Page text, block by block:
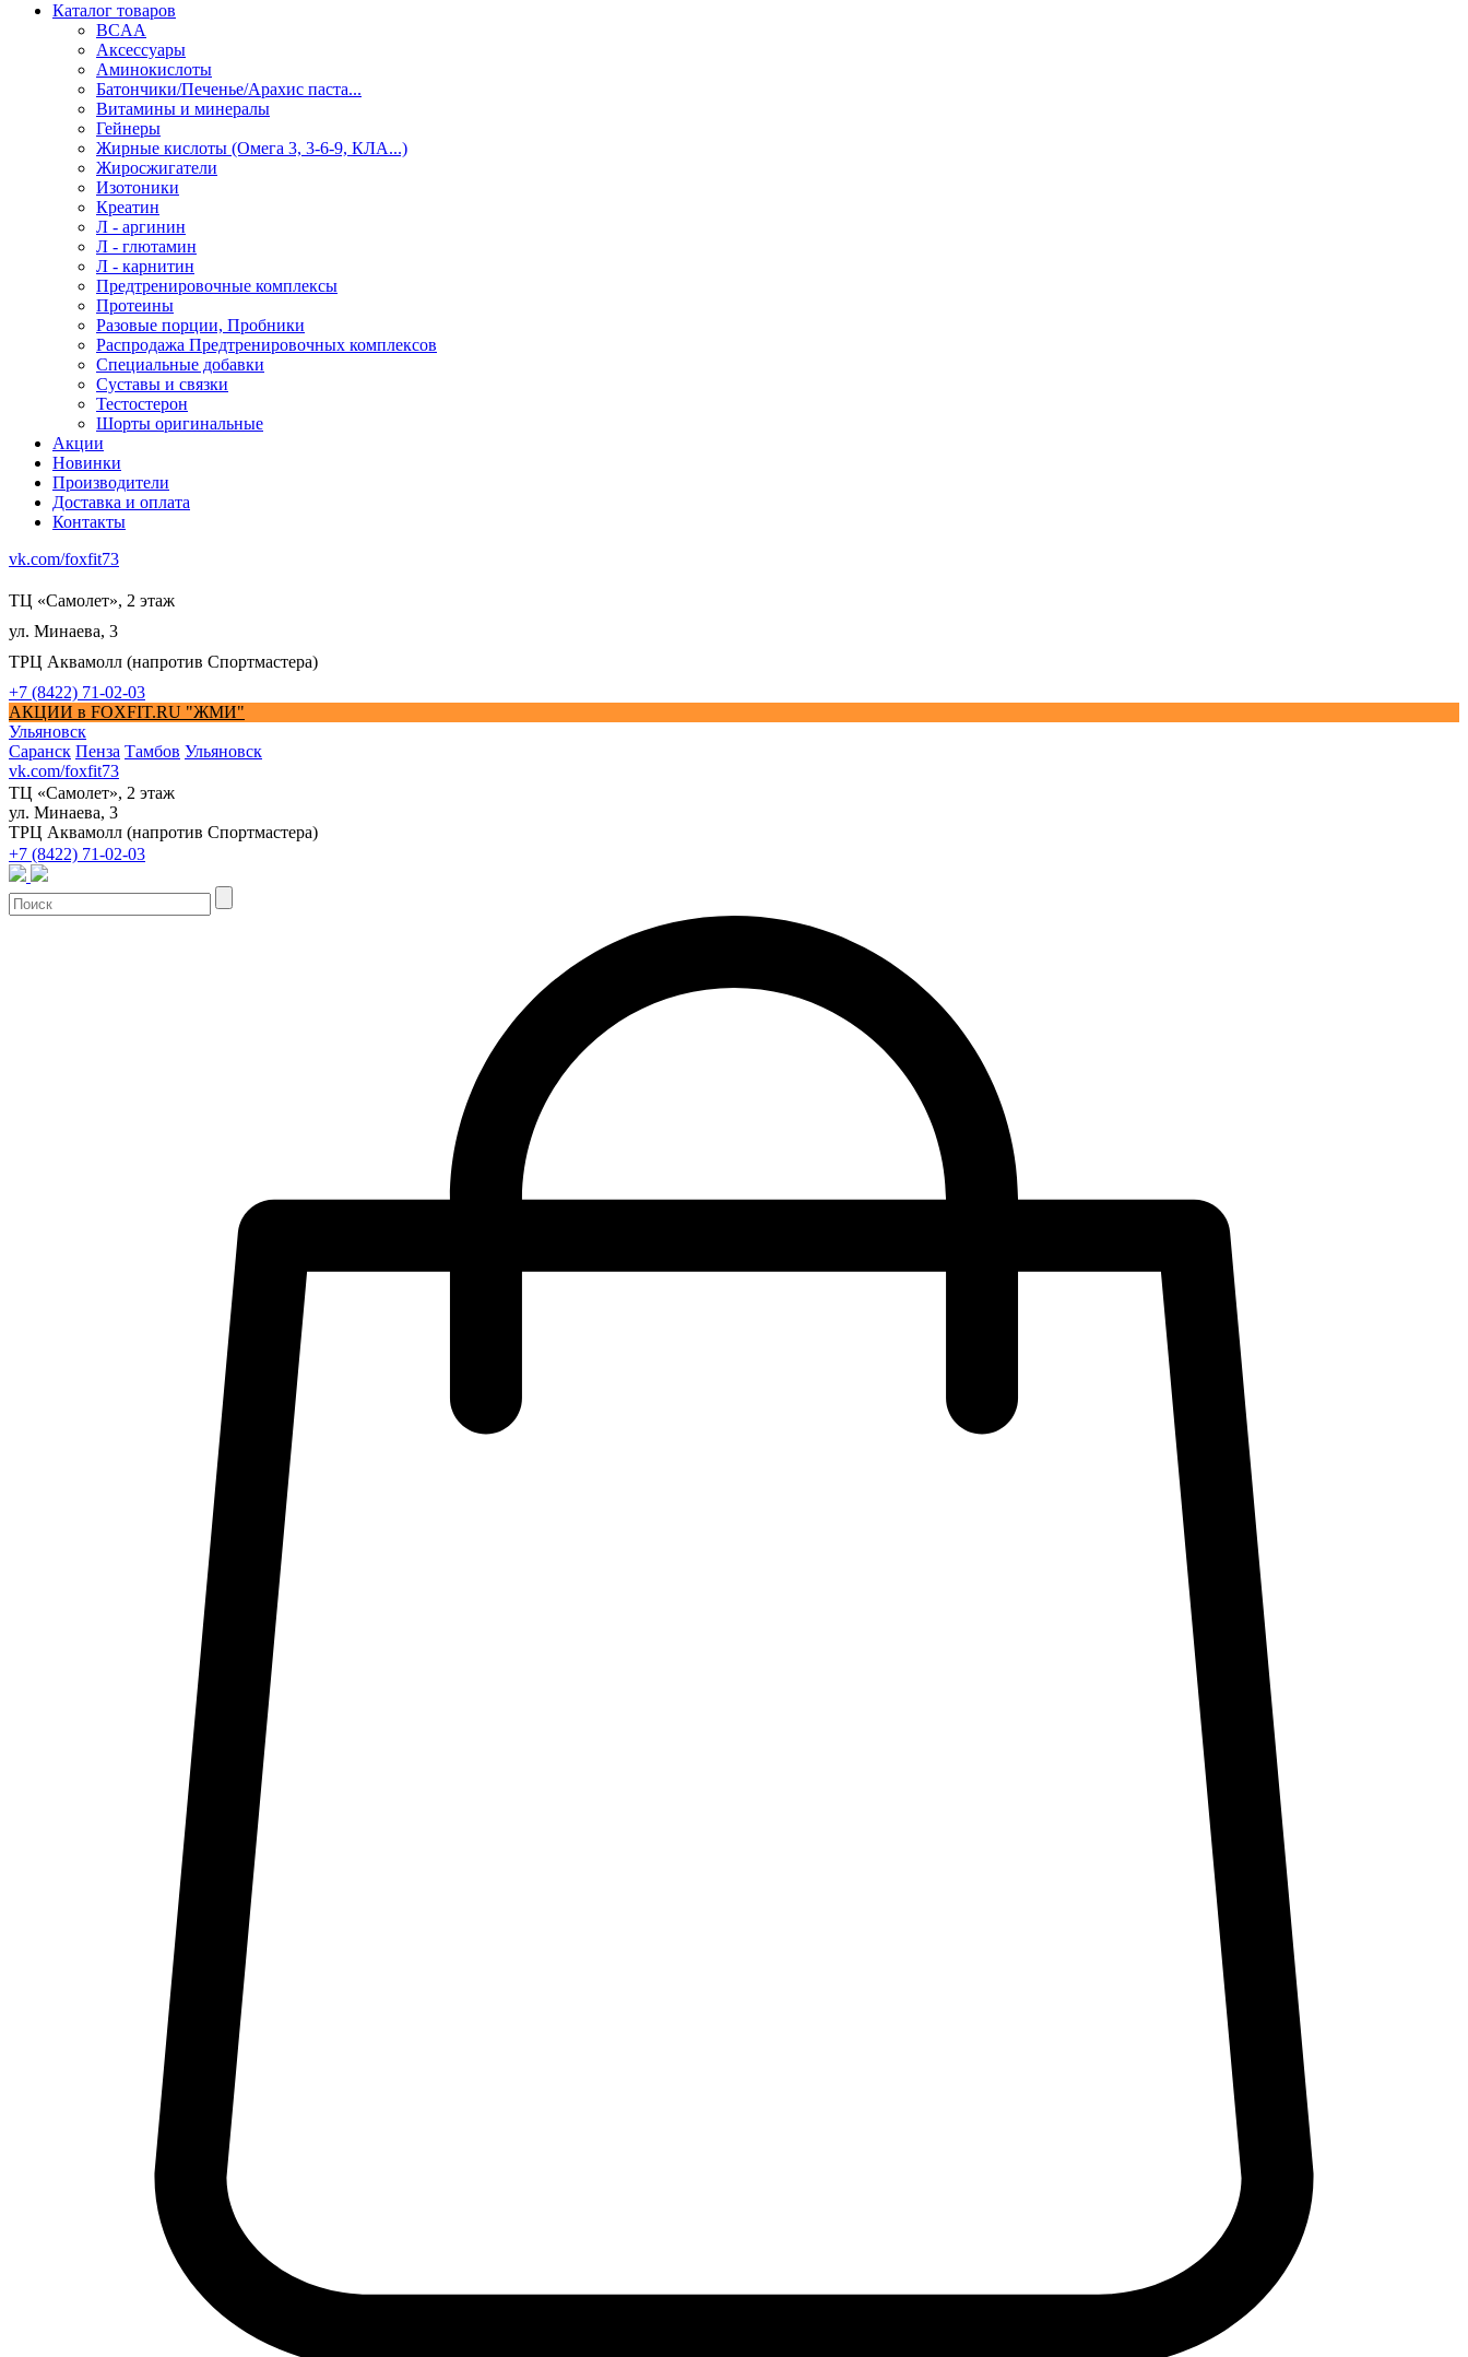
Каталог товаров
BCAA
Аксессуары
Аминокислоты
Батончики/Печенье/Арахис паста...
Витамины и минералы
Гейнеры
Жирные кислоты (Омега 3, 3-6-9, КЛА...)
Жиросжигатели
Изотоники
Креатин
Л - аргинин
Л - глютамин
Л - карнитин
Предтренировочные комплексы
Протеины
Разовые порции, Пробники
Распродажа Предтренировочных комплексов
Специальные добавки
Суставы и связки
Тестостерон
Шорты оригинальные
Акции
Новинки
Производители
Доставка и оплата
Контакты
vk.com/foxfit73
ТЦ «Самолет», 2 этаж
ул. Минаева, 3
ТРЦ Аквамолл (напротив Спортмастера)
+7 (8422) 71-02-03
АКЦИИ в FOXFIT.RU "ЖМИ"
Ульяновск
Саранск Пенза Тамбов Ульяновск
vk.com/foxfit73
ТЦ «Самолет», 2 этаж
ул. Минаева, 3
ТРЦ Аквамолл (напротив Спортмастера)
+7 (8422) 71-02-03